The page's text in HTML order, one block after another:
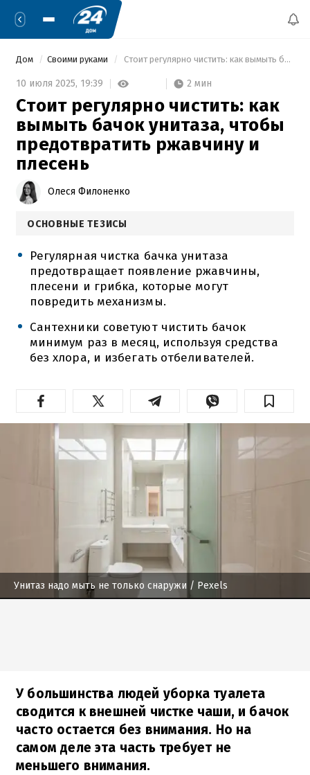
Дом Своими руками Стоит регулярно чистить: как вымыть бачок унитаза, чтобы предотвратить ржавчину и плесень
10 июля 2025, 19:39 2 мин
Стоит регулярно чистить: как
вымыть бачок унитаза, чтобы
предотвратить ржавчину и
плесень
Олеся Филоненко
ОСНОВНЫЕ ТЕЗИСЫ
Регулярная чистка бачка унитаза
предотвращает появление ржавчины,
плесени и грибка, которые могут
повредить механизмы.
Сантехники советуют чистить бачок
минимум раз в месяц, используя средства
без хлора, и избегать отбеливателей.
Унитаз надо мыть не только снаружи / Pexels
У большинства людей уборка туалета
сводится к внешней чистке чаши, и бачок
часто остается без внимания. Но на
самом деле эта часть требует не
меньшего внимания.